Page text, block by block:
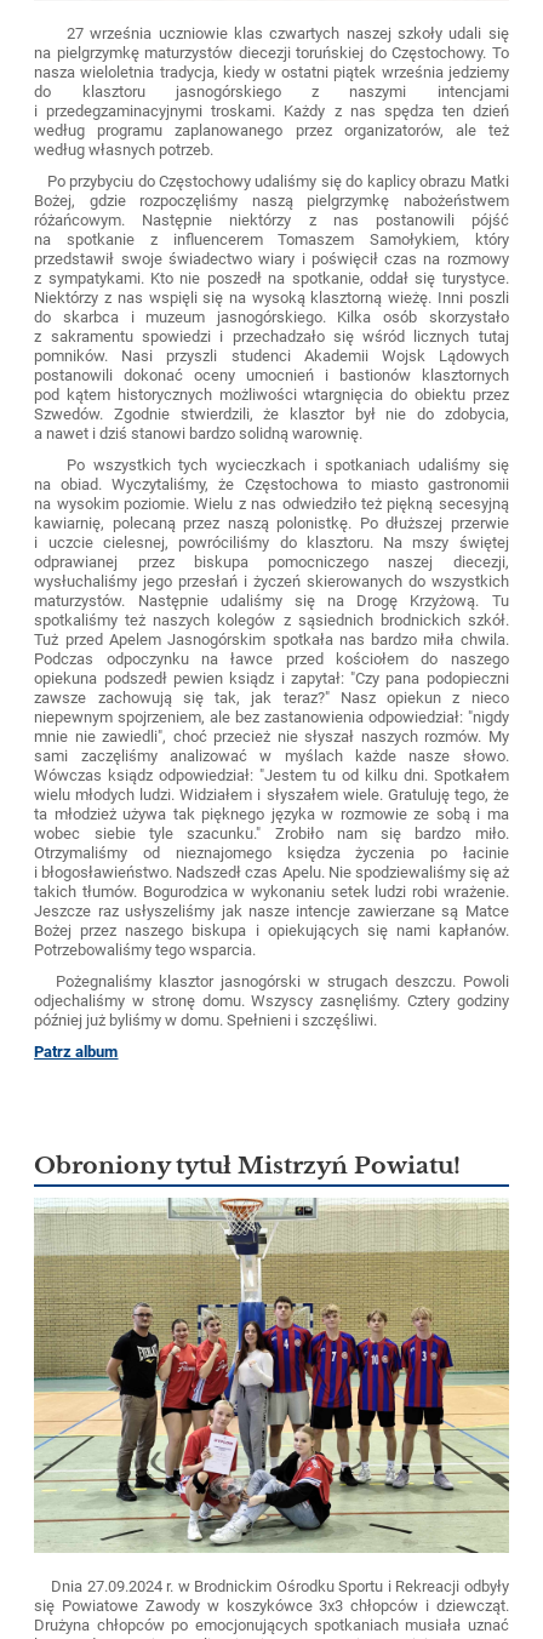
27 września uczniowie klas czwartych naszej szkoły udali się
na pielgrzymkę maturzystów diecezji toruńskiej do Częstochowy. To
nasza wieloletnia tradycja, kiedy w ostatni piątek września jedziemy
do klasztoru jasnogórskiego z naszymi intencjami
i przedegzaminacyjnymi troskami. Każdy z nas spędza ten dzień
według programu zaplanowanego przez organizatorów, ale też
według własnych potrzeb.
Po przybyciu do Częstochowy udaliśmy się do kaplicy obrazu Matki
Bożej, gdzie rozpoczęliśmy naszą pielgrzymkę nabożeństwem
różańcowym. Następnie niektórzy z nas postanowili pójść
na spotkanie z influencerem Tomaszem Samołykiem, który
przedstawił swoje świadectwo wiary i poświęcił czas na rozmowy
z sympatykami. Kto nie poszedł na spotkanie, oddał się turystyce.
Niektórzy z nas wspięli się na wysoką klasztorną wieżę. Inni poszli
do skarbca i muzeum jasnogórskiego. Kilka osób skorzystało
z sakramentu spowiedzi i przechadzało się wśród licznych tutaj
pomników. Nasi przyszli studenci Akademii Wojsk Lądowych
postanowili dokonać oceny umocnień i bastionów klasztornych
pod kątem historycznych możliwości wtargnięcia do obiektu przez
Szwedów. Zgodnie stwierdzili, że klasztor był nie do zdobycia,
a nawet i dziś stanowi bardzo solidną warownię.
Po wszystkich tych wycieczkach i spotkaniach udaliśmy się
na obiad. Wyczytaliśmy, że Częstochowa to miasto gastronomii
na wysokim poziomie. Wielu z nas odwiedziło też piękną secesyjną
kawiarnię, polecaną przez naszą polonistkę. Po dłuższej przerwie
i uczcie cielesnej, powróciliśmy do klasztoru. Na mszy świętej
odprawianej przez biskupa pomocniczego naszej diecezji,
wysłuchaliśmy jego przesłań i życzeń skierowanych do wszystkich
maturzystów. Następnie udaliśmy się na Drogę Krzyżową. Tu
spotkaliśmy też naszych kolegów z sąsiednich brodnickich szkół.
Tuż przed Apelem Jasnogórskim spotkała nas bardzo miła chwila.
Podczas odpoczynku na ławce przed kościołem do naszego
opiekuna podszedł pewien ksiądz i zapytał: "Czy pana podopieczni
zawsze zachowują się tak, jak teraz?" Nasz opiekun z nieco
niepewnym spojrzeniem, ale bez zastanowienia odpowiedział: "nigdy
mnie nie zawiedli", choć przecież nie słyszał naszych rozmów. My
sami zaczęliśmy analizować w myślach każde nasze słowo.
Wówczas ksiądz odpowiedział: "Jestem tu od kilku dni. Spotkałem
wielu młodych ludzi. Widziałem i słyszałem wiele. Gratuluję tego, że
ta młodzież używa tak pięknego języka w rozmowie ze sobą i ma
wobec siebie tyle szacunku." Zrobiło nam się bardzo miło.
Otrzymaliśmy od nieznajomego księdza życzenia po łacinie
i błogosławieństwo. Nadszedł czas Apelu. Nie spodziewaliśmy się aż
takich tłumów. Bogurodzica w wykonaniu setek ludzi robi wrażenie.
Jeszcze raz usłyszeliśmy jak nasze intencje zawierzane są Matce
Bożej przez naszego biskupa i opiekujących się nami kapłanów.
Potrzebowaliśmy tego wsparcia.
Pożegnaliśmy klasztor jasnogórski w strugach deszczu. Powoli
odjechaliśmy w stronę domu. Wszyscy zasnęliśmy. Cztery godziny
później już byliśmy w domu. Spełnieni i szczęśliwi.
Patrz album
Obroniony tytuł Mistrzyń Powiatu!
Dnia 27.09.2024 r. w Brodnickim Ośrodku Sportu i Rekreacji odbyły
się Powiatowe Zawody w koszykówce 3x3 chłopców i dziewcząt.
Drużyna chłopców po emocjonujących spotkaniach musiała uznać